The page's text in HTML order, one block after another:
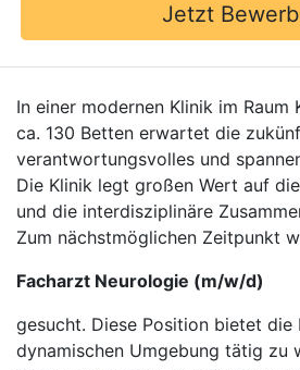
Jetzt
In einer modernen Klinik im Raum
ca. 130 Betten erwartet die
verantwortungsvolles und
Die Klinik legt großen Wert auf
und die interdisziplinäre
Zum nächstmöglichen Zeitpunkt
Facharzt Neurologie (m/w/d)
gesucht. Diese Position bietet
dynamischen Umgebung tätig zu